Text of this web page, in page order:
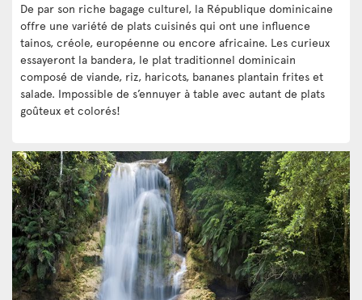
De par son riche bagage culturel, la République dominicaine
offre une variété de plats cuisinés qui ont une influence
tainos, créole, européenne ou encore africaine. Les curieux
essayeront la bandera, le plat traditionnel dominicain
composé de viande, riz, haricots, bananes plantain frites et
salade. Impossible de s’ennuyer à table avec autant de plats
goûteux et colorés!